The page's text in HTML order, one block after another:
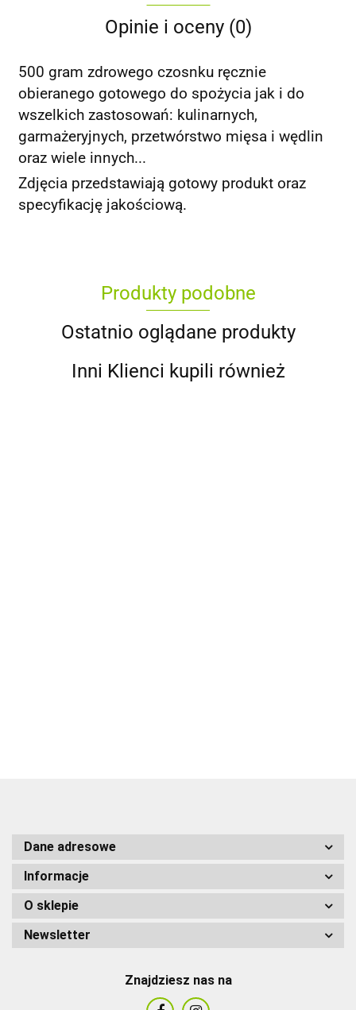
Opinie i oceny (0)
500 gram zdrowego czosnku ręcznie
obieranego gotowego do spożycia jak i do
wszelkich zastosowań: kulinarnych,
garmażeryjnych, przetwórstwo mięsa i wędlin
oraz wiele innych...
Zdjęcia przedstawiają gotowy produkt oraz
specyfikację jakościową.
Produkty podobne
Ostatnio oglądane produkty
Inni Klienci kupili również
Dane adresowe
Informacje
O sklepie
Newsletter
Znajdziesz nas na